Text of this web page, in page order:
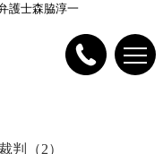
護士森脇淳一
判（2）